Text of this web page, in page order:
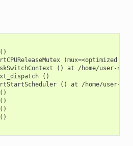
() at /home/user-
()
() at /home/user-